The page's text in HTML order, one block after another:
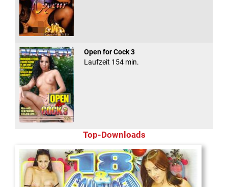
Open for Cock 3
Laufzeit 154 min.
Top-Downloads